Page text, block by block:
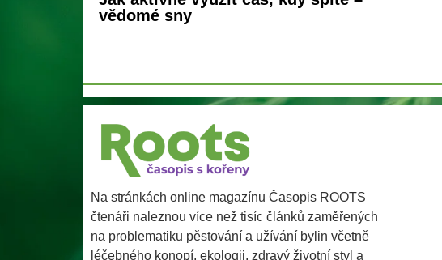
vědomé sny
Na stránkách online magazínu Časopis ROOTS
čtenáři naleznou více než tisíc článků zaměřených
na problematiku pěstování a užívání bylin včetně
léčebného konopí, ekologii, zdravý životní styl a